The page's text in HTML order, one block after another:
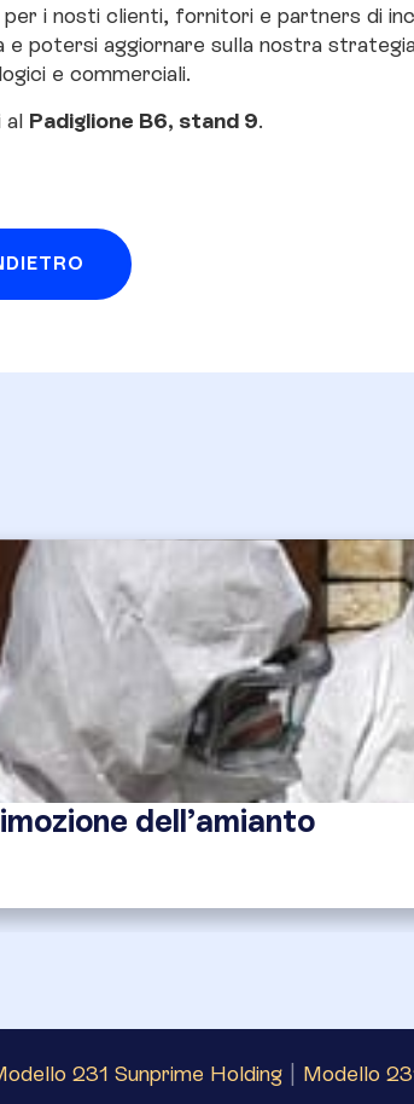
per i nosti clienti, fornitori e partners di
e potersi aggiornare sulla nostra
e commerciali.
al Padiglione B6, stand 9.
dell’amianto
231 Sunprime Holding| Modello